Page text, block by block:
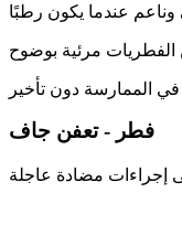
فطر - تعفن جاف